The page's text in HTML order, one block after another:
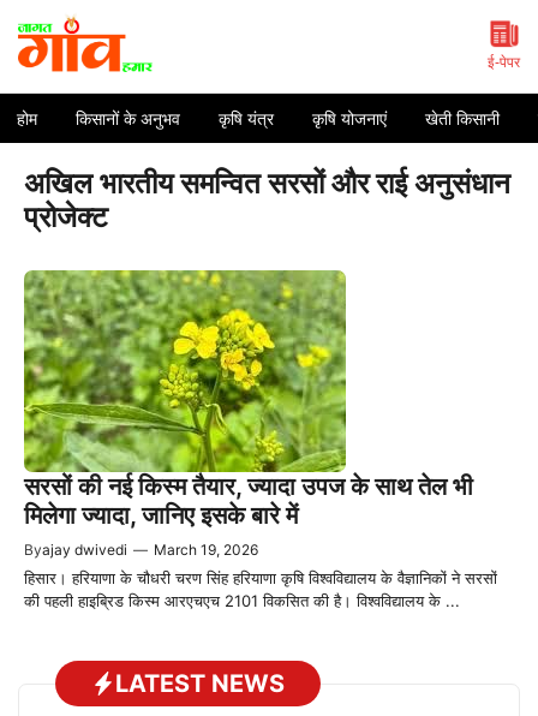
content
ई-पेपर
होम किसानों के अनुभव कृषि यंत्र कृषि योजनाएं खेती किसानी
अखिल भारतीय समन्वित सरसों और राई अनुसंधान
प्रोजेक्ट
सरसों की नई किस्म तैयार, ज्यादा उपज के साथ तेल भी
मिलेगा ज्यादा, जानिए इसके बारे में
Byajay dwivedi — March 19, 2026
हिसार। हरियाणा के चौधरी चरण सिंह हरियाणा कृषि विश्वविद्यालय के वैज्ञानिकों ने सरसों
की पहली हाइब्रिड किस्म आरएचएच 2101 विकसित की है। विश्वविद्यालय के ...
LATEST NEWS